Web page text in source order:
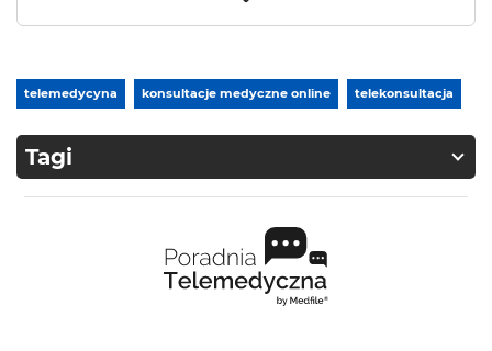
telemedycyna konsultacje medyczne online telekonsultacja
Tagi